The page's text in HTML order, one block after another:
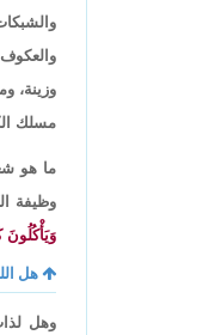
وزينة،
مسلك
ما هو
وظيفة
وَيَأْكُلُونَ
هل
وهل